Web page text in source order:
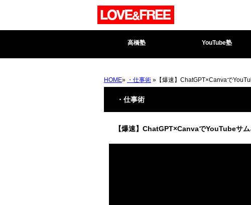
高橋塾 YouTube塾
HOME» ・仕事術 »【爆速】ChatGPT×Canvaで
・仕事術
【爆速】ChatGPT×CanvaでYouTubeサ